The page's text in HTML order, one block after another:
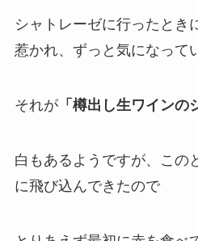
シャトレーゼに行ったとき
惹かれ、ずっと気になって
それが「樽出し生ワインの
白もあるようですが、この
に飛び込んできたので